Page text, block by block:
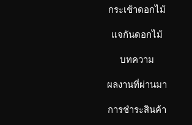
กระเช้าดอกไม้
แจกันดอกไม้
บทความ
ผลงานที่ผ่านมา
การชำระสินค้า